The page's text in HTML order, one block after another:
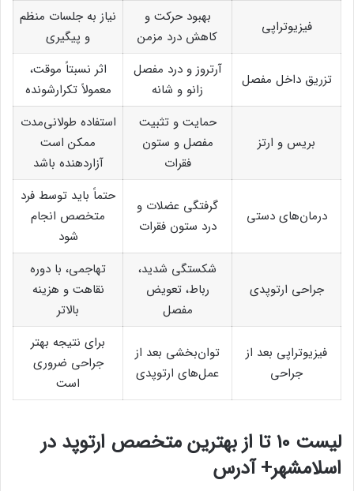
فیزیوتراپی
بهبود حرکت و
کاهش درد مزمن
نیاز به جلسات منظم
و پیگیری
تزریق داخل مفصل
آرتروز و درد مفصل
زانو و شانه
اثر نسبتاً موقت،
معمولاً تکرارشونده
بریس و ارتز
حمایت و تثبیت
مفصل و ستون
فقرات
استفاده طولانی‌مدت
ممکن است
آزاردهنده باشد
درمان‌های دستی
گرفتگی عضلات و
درد ستون فقرات
حتماً باید توسط فرد
متخصص انجام
شود
جراحی ارتوپدی
شکستگی شدید،
رباط، تعویض
مفصل
تهاجمی، با دوره
نقاهت و هزینه
بالاتر
فیزیوتراپی بعد از
جراحی
توان‌بخشی بعد از
عمل‌های ارتوپدی
برای نتیجه بهتر
جراحی ضروری
است
لیست 10 تا از بهترین متخصص ارتوپد در
اسلامشهر+ آدرس